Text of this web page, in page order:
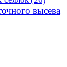
высева